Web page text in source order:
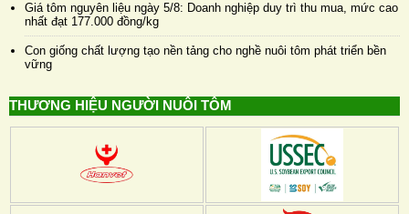
Giá tôm nguyên liệu ngày 5/8: Doanh nghiệp duy trì thu mua, mức cao
nhất đạt 177.000 đồng/kg
Con giống chất lượng tạo nền tảng cho nghề nuôi tôm phát triển bền
vững
THƯƠNG HIỆU NGƯỜI NUÔI TÔM